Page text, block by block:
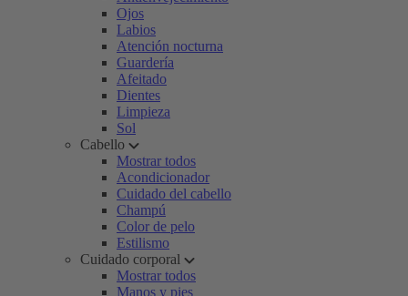
Ojos
Labios
Atención nocturna
Guardería
Afeitado
Dientes
Limpieza
Sol
Cabello
Mostrar todos
Acondicionador
Cuidado del cabello
Champú
Color de pelo
Estilismo
Cuidado corporal
Mostrar todos
Manos y pies